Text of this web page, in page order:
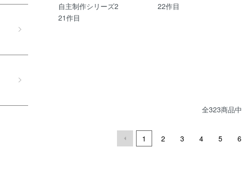
自主制作シリーズ2
21作目
22作目
全323商品中
1 2 3 4 5 6